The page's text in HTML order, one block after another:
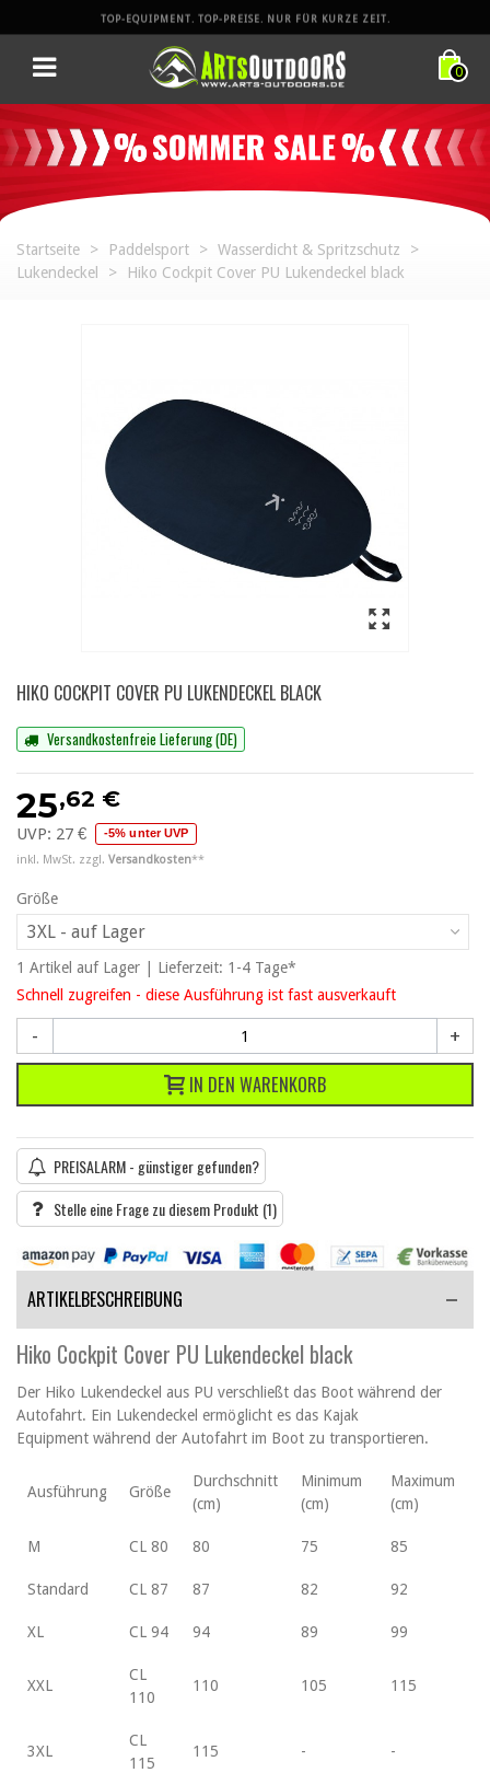
TOP-EQUIPMENT. TOP-PREISE. NUR FÜR KURZE ZEIT.
0
Startseite > Paddelsport > Wasserdicht & Spritzschutz
>
Lukendeckel
> Hiko Cockpit Cover PU Lukendeckel black
HIKO COCKPIT COVER PU LUKENDECKEL BLACK
Versandkostenfreie Lieferung (DE)
25,62 €
UVP: 27 € -5% unter UVP
inkl. MwSt. zzgl. Versandkosten**
Größe
3XL - auf Lager
1 Artikel auf Lager | Lieferzeit: 1-4 Tage*
Schnell zugreifen - diese Ausführung ist fast ausverkauft
- +
IN DEN WARENKORB
PREISALARM - günstiger gefunden?
Stelle eine Frage zu diesem Produkt (1)
ARTIKELBESCHREIBUNG
Hiko Cockpit Cover PU Lukendeckel black
Der Hiko Lukendeckel aus PU verschließt das Boot während der
Autofahrt. Ein Lukendeckel ermöglicht es das Kajak
Equipment während der Autofahrt im Boot zu transportieren.
Ausführung Größe
Durchschnitt
(cm)
Minimum
(cm)
Maximum
(cm)
M CL 80 80 75 85
Standard CL 87 87 82 92
XL CL 94 94 89 99
XXL
CL
110
110 105 115
3XL
CL
115
115 - -